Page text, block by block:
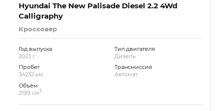
Hyundai The New Palisade Diesel 2.2 4Wd
Calligraphy
Кроссовер
Год выпуска
2023 г.
Пробег
34232 км.
Объём
2199 см3
Тип двигателя
Дизель
Трансмиссия
Автомат